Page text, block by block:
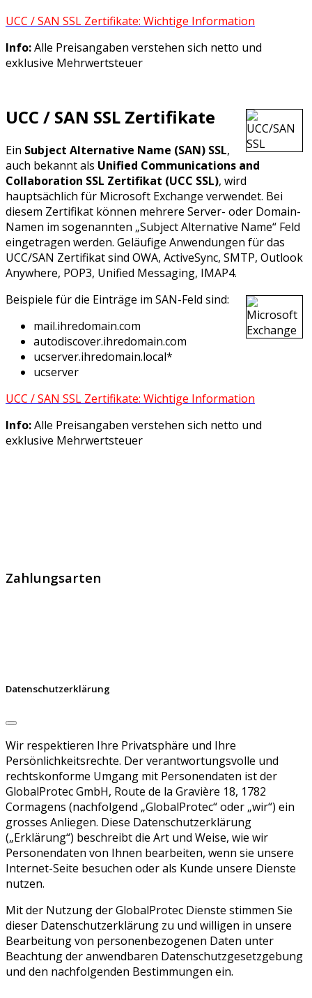
UCC / SAN SSL Zertifikate: Wichtige Information
Info:Alle Preisangaben verstehen sich netto und
exklusive Mehrwertsteuer
UCC / SAN SSL Zertifikate
Ein Subject Alternative Name (SAN) SSL,
auch bekannt als Unified Communications and
Collaboration SSL Zertifikat (UCC SSL), wird
hauptsächlich für Microsoft Exchange verwendet. Bei
diesem Zertifikat können mehrere Server- oder Domain-
Namen im sogenannten „Subject Alternative Name“ Feld
eingetragen werden. Geläufige Anwendungen für das
UCC/SAN Zertifikat sind OWA, ActiveSync, SMTP, Outlook
Anywhere, POP3, Unified Messaging, IMAP4.
Beispiele für die Einträge im SAN-Feld sind:
mail.ihredomain.com
autodiscover.ihredomain.com
ucserver.ihredomain.local*
ucserver
UCC / SAN SSL Zertifikate: Wichtige Information
Info:Alle Preisangaben verstehen sich netto und
exklusive Mehrwertsteuer
Zahlungsarten
Datenschutzerklärung
Wir respektieren Ihre Privatsphäre und Ihre
Persönlichkeitsrechte. Der verantwortungsvolle und
rechtskonforme Umgang mit Personendaten ist der
GlobalProtec GmbH, Route de la Gravière 18, 1782
Cormagens (nachfolgend „GlobalProtec“ oder „wir“) ein
grosses Anliegen. Diese Datenschutzerklärung
(„Erklärung“) beschreibt die Art und Weise, wie wir
Personendaten von Ihnen bearbeiten, wenn sie unsere
Internet-Seite besuchen oder als Kunde unsere Dienste
nutzen.
Mit der Nutzung der GlobalProtec Dienste stimmen Sie
dieser Datenschutzerklärung zu und willigen in unsere
Bearbeitung von personenbezogenen Daten unter
Beachtung der anwendbaren Datenschutzgesetzgebung
und den nachfolgenden Bestimmungen ein.